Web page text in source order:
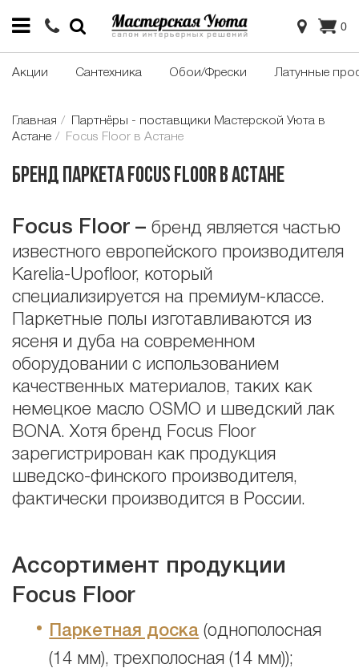
0
Акции Сантехника Обои/Фрески Латунные
Главная
Партнёры - поставщики Мастерской Уюта в
Астане
Focus Floor в Астане
Бренд паркета Focus Floor в Астане
Focus Floor – бренд является частью
известного европейского производителя
Karelia-Upofloor, который
специализируется на премиум-классе.
Паркетные полы изготавливаются из
ясеня и дуба на современном
оборудовании с использованием
качественных материалов, таких как
немецкое масло OSMO и шведский лак
BONA. Хотя бренд Focus Floor
зарегистрирован как продукция
шведско-финского производителя,
фактически производится в России.
Ассортимент продукции
Focus Floor
Паркетная доска (однополосная
(14 мм), трехполосная (14 мм));